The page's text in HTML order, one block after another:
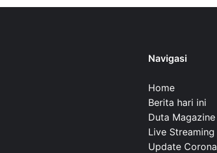
Navigasi
Home
Berita hari ini
Duta Magazine
Live Streaming
Update Corona